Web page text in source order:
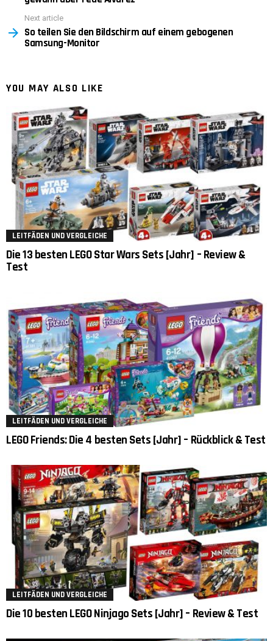
Next article
So teilen Sie den Bildschirm auf einem gebogenen
Samsung-Monitor
YOU MAY ALSO LIKE
LEITFÄDEN UND VERGLEICHE
Die 13 besten LEGO Star Wars Sets [Jahr] – Review &
Test
LEITFÄDEN UND VERGLEICHE
LEGO Friends: Die 4 besten Sets [Jahr] – Rückblick & Test
LEITFÄDEN UND VERGLEICHE
Die 10 besten LEGO Ninjago Sets [Jahr] – Review & Test